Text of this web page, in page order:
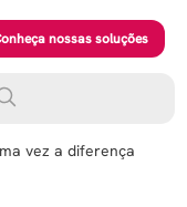
nossas soluções
vez a diferença